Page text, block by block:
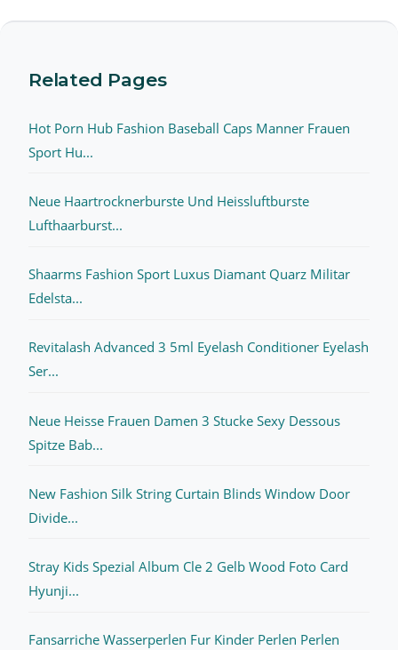
Related Pages
Hot Porn Hub Fashion Baseball Caps Manner Frauen
Sport Hu...
Neue Haartrocknerburste Und Heissluftburste
Lufthaarburst...
Shaarms Fashion Sport Luxus Diamant Quarz Militar
Edelsta...
Revitalash Advanced 3 5ml Eyelash Conditioner Eyelash
Ser...
Neue Heisse Frauen Damen 3 Stucke Sexy Dessous
Spitze Bab...
New Fashion Silk String Curtain Blinds Window Door
Divide...
Stray Kids Spezial Album Cle 2 Gelb Wood Foto Card
Hyunji...
Fansarriche Wasserperlen Fur Kinder Perlen Perlen